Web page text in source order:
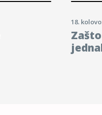
18.